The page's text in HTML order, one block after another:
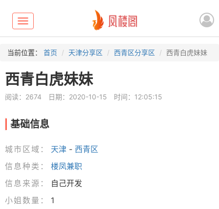
Toggle
navigation
当前位置： 首页 天津分享区 西青区分享区 西青白虎妹妹
西青白虎妹妹
阅读：2674 日期：2020-10-15 时间：12:05:15
基础信息
城市区域： 天津 - 西青区
信息种类：
楼凤兼职
信息来源：
自己开发
小姐数量：
1